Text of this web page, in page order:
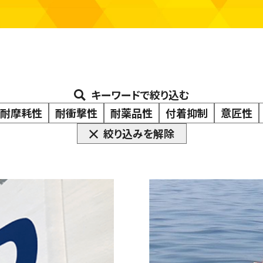
キーワードで絞り込む
耐摩耗性
耐衝撃性 耐薬品性 付着抑制
意匠性
絞り込みを解除